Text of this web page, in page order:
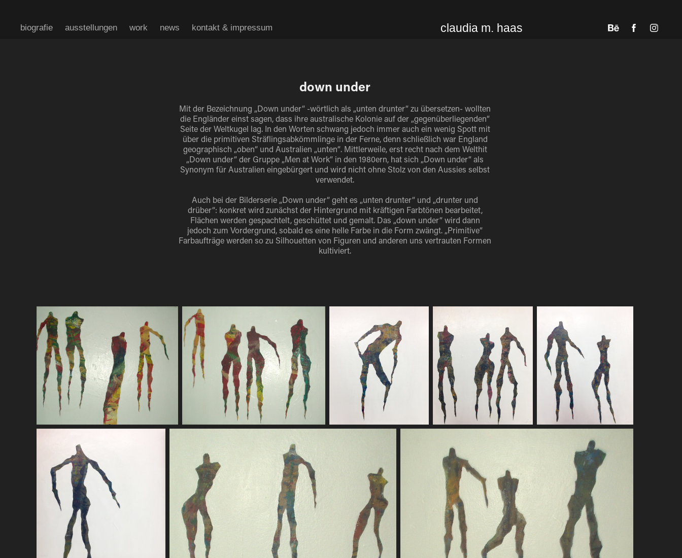
biografie ausstellungen work news kontakt & impressum claudia m. haas
down under
Mit der Bezeichnung „Down under“ -wörtlich als „unten drunter“ zu übersetzen- wollten
die Engländer einst sagen, dass ihre australische Kolonie auf der „gegenüberliegenden“
Seite der Weltkugel lag. In den Worten schwang jedoch immer auch ein wenig Spott mit
über die primitiven Sträflingsabkömmlinge in der Ferne, denn schließlich war England
geographisch „oben“ und Australien „unten“. Mittlerweile, erst recht nach dem Welthit
„Down under“ der Gruppe „Men at Work“ in den 1980ern, hat sich „Down under“ als
Synonym für Australien eingebürgert und wird nicht ohne Stolz von den Aussies selbst
verwendet.
Auch bei der Bilderserie „Down under“ geht es „unten drunter“ und „drunter und
drüber“: konkret wird zunächst der Hintergrund mit kräftigen Farbtönen bearbeitet,
Flächen werden gespachtelt, geschüttet und gemalt. Das „down under“ wird dann
jedoch zum Vordergrund, sobald es eine helle Farbe in die Form zwängt. „Primitive“
Farbaufträge werden so zu Silhouetten von Figuren und anderen uns vertrauten Formen